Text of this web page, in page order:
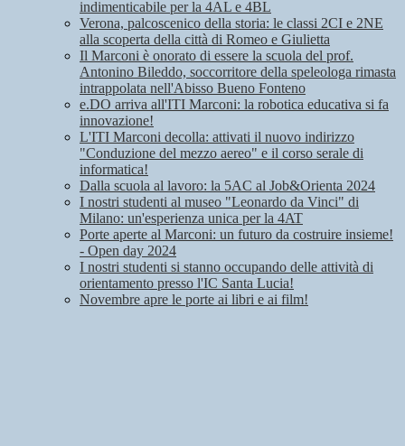
indimenticabile per la 4AL e 4BL
Verona, palcoscenico della storia: le classi 2CI e 2NE
alla scoperta della città di Romeo e Giulietta
Il Marconi è onorato di essere la scuola del prof.
Antonino Bileddo, soccorritore della speleologa rimasta
intrappolata nell'Abisso Bueno Fonteno
e.DO arriva all'ITI Marconi: la robotica educativa si fa
innovazione!
L'ITI Marconi decolla: attivati il nuovo indirizzo
"Conduzione del mezzo aereo" e il corso serale di
informatica!
Dalla scuola al lavoro: la 5AC al Job&Orienta 2024
I nostri studenti al museo "Leonardo da Vinci" di
Milano: un'esperienza unica per la 4AT
Porte aperte al Marconi: un futuro da costruire insieme!
- Open day 2024
I nostri studenti si stanno occupando delle attività di
orientamento presso l'IC Santa Lucia!
Novembre apre le porte ai libri e ai film!